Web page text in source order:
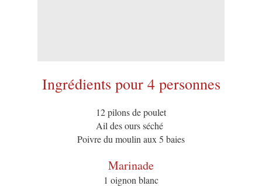
Ingrédients pour 4 personnes
12 pilons de poulet
Ail des ours séché
Poivre du moulin aux 5 baies
Marinade
1 oignon blanc